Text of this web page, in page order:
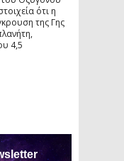
ότι η
της Γης
4,5